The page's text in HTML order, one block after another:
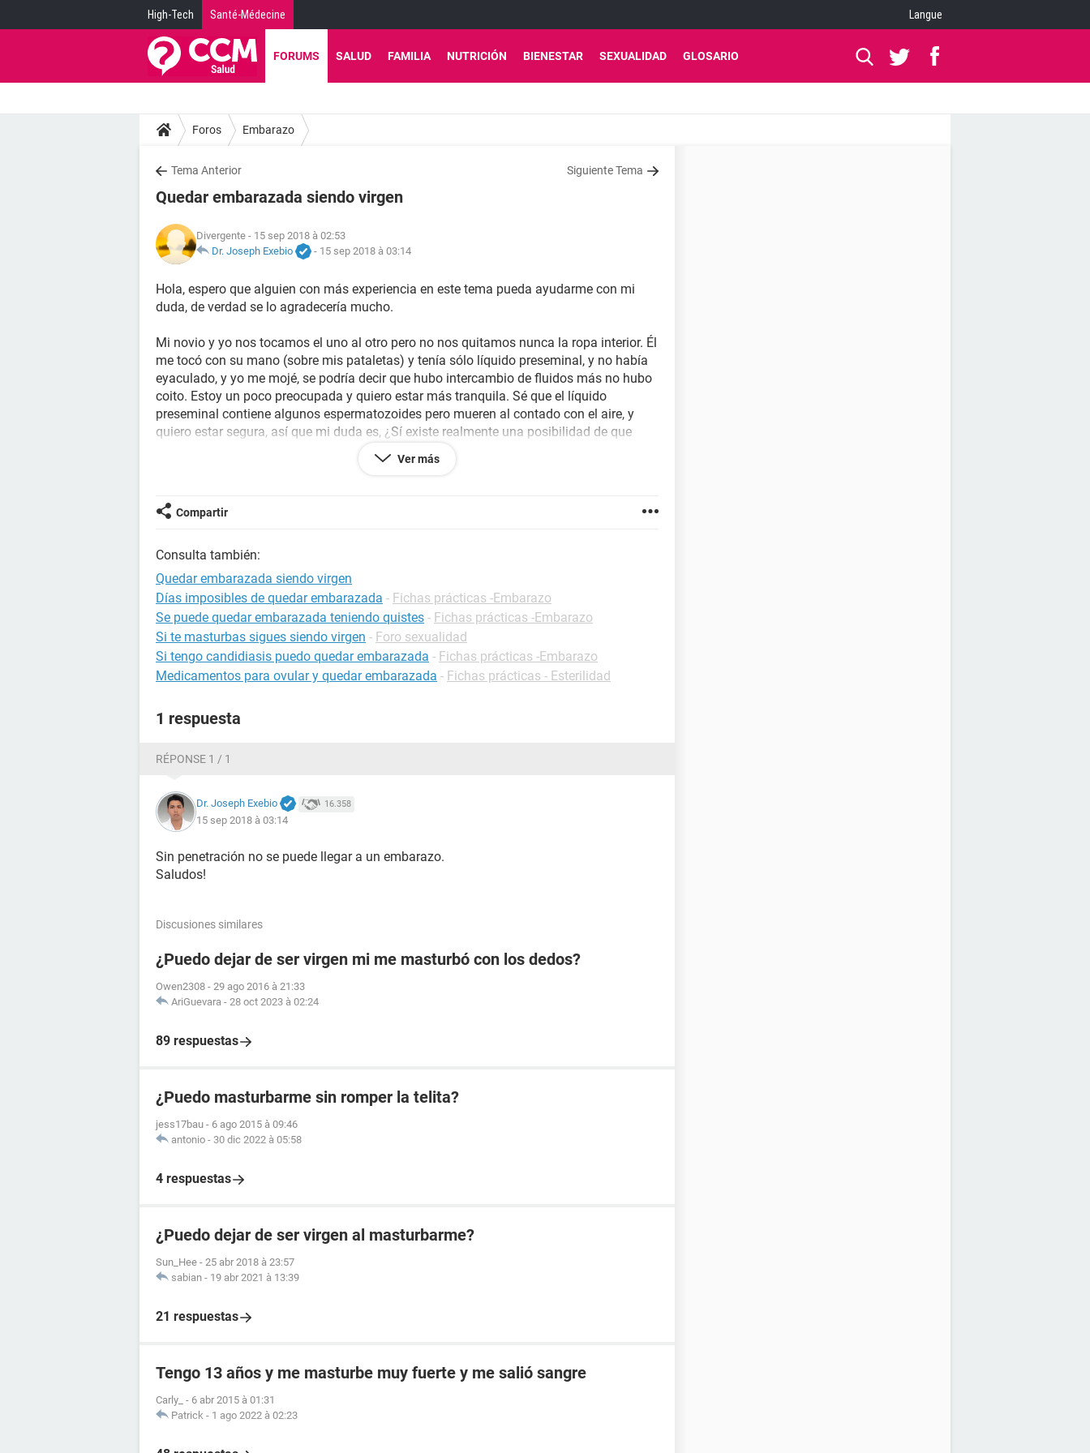
High-Tech Santé-Médecine Langue
FORUMS SALUD FAMILIA NUTRICIÓN BIENESTAR SEXUALIDAD GLOSARIO
Foros Embarazo
Tema Anterior Siguiente Tema
Quedar embarazada siendo virgen
Divergente - 15 sep 2018 à 02:53
Dr. Joseph Exebio
- 15 sep 2018 à 03:14
Hola, espero que alguien con más experiencia en este tema pueda ayudarme con mi
duda, de verdad se lo agradecería mucho.
Mi novio y yo nos tocamos el uno al otro pero no nos quitamos nunca la ropa interior. Él
me tocó con su mano (sobre mis pataletas) y tenía sólo líquido preseminal, y no había
eyaculado, y yo me mojé, se podría decir que hubo intercambio de fluidos más no hubo
coito. Estoy un poco preocupada y quiero estar más tranquila. Sé que el líquido
preseminal contiene algunos espermatozoides pero mueren al contado con el aire, y
quiero estar segura, así que mi duda es, ¿Sí existe realmente una posibilidad de que
Ver más
Compartir
Consulta también:
Quedar embarazada siendo virgen
Días imposibles de quedar embarazada - Fichas prácticas -Embarazo
Se puede quedar embarazada teniendo quistes - Fichas prácticas -Embarazo
Si te masturbas sigues siendo virgen - Foro sexualidad
Si tengo candidiasis puedo quedar embarazada - Fichas prácticas -Embarazo
Medicamentos para ovular y quedar embarazada - Fichas prácticas - Esterilidad
1 respuesta
RÉPONSE 1 / 1
Dr. Joseph Exebio 16.358
15 sep 2018 à 03:14
Sin penetración no se puede llegar a un embarazo.
Saludos!
Discusiones similares
¿Puedo dejar de ser virgen mi me masturbó con los dedos?
Owen2308 - 29 ago 2016 à 21:33
AriGuevara - 28 oct 2023 à 02:24
89 respuestas
¿Puedo masturbarme sin romper la telita?
jess17bau - 6 ago 2015 à 09:46
antonio - 30 dic 2022 à 05:58
4 respuestas
¿Puedo dejar de ser virgen al masturbarme?
Sun_Hee - 25 abr 2018 à 23:57
sabian - 19 abr 2021 à 13:39
21 respuestas
Tengo 13 años y me masturbe muy fuerte y me salió sangre
Carly_ - 6 abr 2015 à 01:31
Patrick - 1 ago 2022 à 02:23